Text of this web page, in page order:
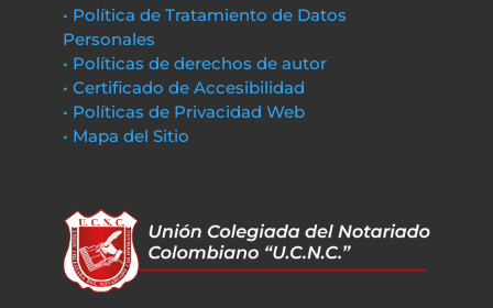
• Política de Tratamiento de Datos
Personales
• Políticas de derechos de autor
• Certificado de Accesibilidad
• Políticas de Privacidad Web
• Mapa del Sitio